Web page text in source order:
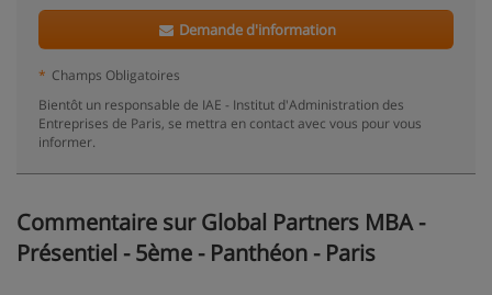
Demande d'information
* Champs Obligatoires
Bientôt un responsable de IAE - Institut d'Administration des
Entreprises de Paris, se mettra en contact avec vous pour vous
informer.
Commentaire sur Global Partners MBA -
Présentiel - 5ème - Panthéon - Paris